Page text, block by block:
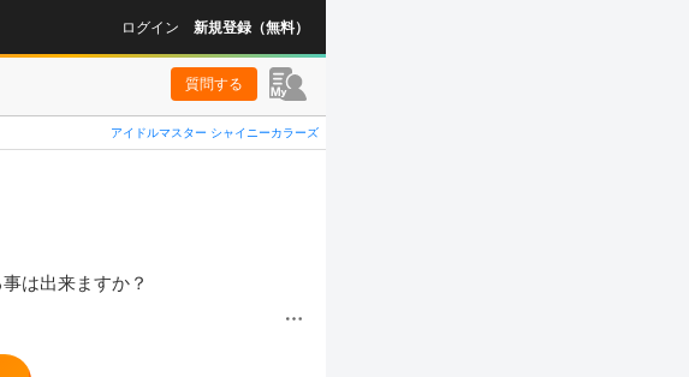
ログイン 新規登録（無料）
質問する
アイドルマスター シャイニーカラーズ
は出来ますか？